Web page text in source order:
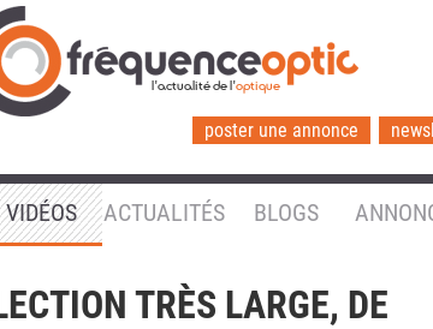
l'actualité de l'optique
poster une annonce
VIDÉOS ACTUALITÉS BLOGS
TRÈS LARGE, DE